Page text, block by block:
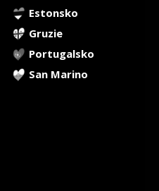
Estonsko
Gruzie
Portugalsko
San Marino